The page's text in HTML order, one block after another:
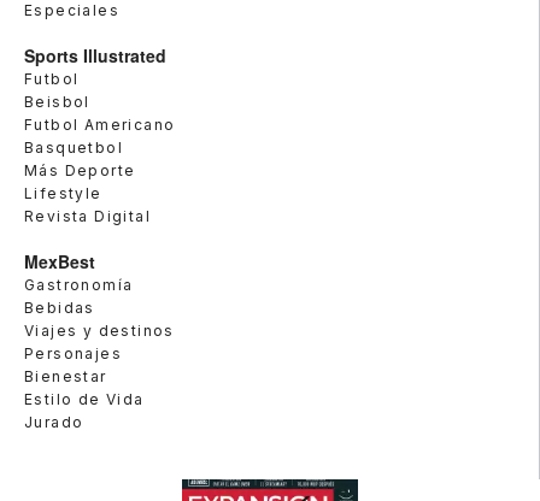
Especiales
Sports Illustrated
Futbol
Beisbol
Futbol Americano
Basquetbol
Más Deporte
Lifestyle
Revista Digital
MexBest
Gastronomía
Bebidas
Viajes y destinos
Personajes
Bienestar
Estilo de Vida
Jurado